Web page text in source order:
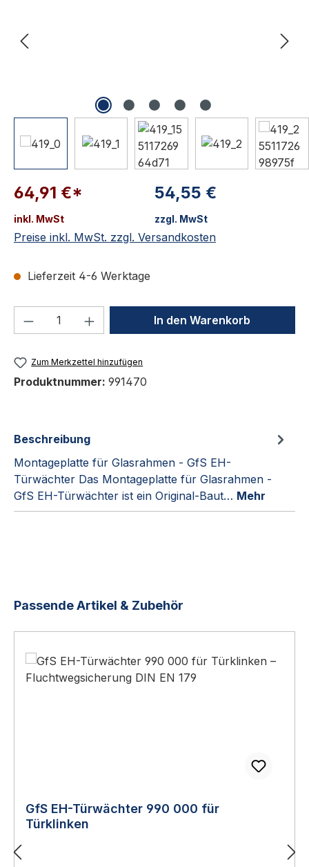
64,91 €*
inkl. MwSt
54,55 €
zzgl. MwSt
Preise inkl. MwSt. zzgl. Versandkosten
Lieferzeit 4-6 Werktage
Produkt Anzahl: Gib denIn den Warenkorb
Zum Merkzettel hinzufügen
Produktnummer: 991470
Beschreibung
Montageplatte für Glasrahmen - GfS EH-
Türwächter Das Montageplatte für Glasrahmen -
GfS EH-Türwächter ist ein Original-Baut… Mehr
Produktgalerie überspringen
Passende Artikel & Zubehör
GfS EH-Türwächter 990 000 für
Türklinken